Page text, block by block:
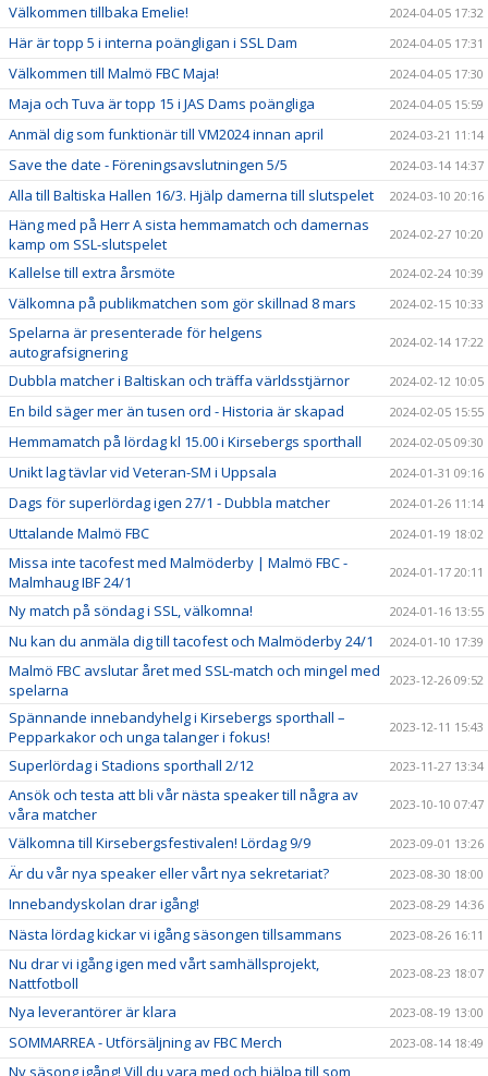
Välkommen tillbaka Emelie! 2024-04-05 17:32
Här är topp 5 i interna poängligan i SSL Dam 2024-04-05 17:31
Välkommen till Malmö FBC Maja! 2024-04-05 17:30
Maja och Tuva är topp 15 i JAS Dams poängliga 2024-04-05 15:59
Anmäl dig som funktionär till VM2024 innan april 2024-03-21 11:14
Save the date - Föreningsavslutningen 5/5 2024-03-14 14:37
Alla till Baltiska Hallen 16/3. Hjälp damerna till slutspelet 2024-03-10 20:16
Häng med på Herr A sista hemmamatch och damernas
kamp om SSL-slutspelet
2024-02-27 10:20
Kallelse till extra årsmöte 2024-02-24 10:39
Välkomna på publikmatchen som gör skillnad 8 mars 2024-02-15 10:33
Spelarna är presenterade för helgens
autografsignering
2024-02-14 17:22
Dubbla matcher i Baltiskan och träffa världsstjärnor 2024-02-12 10:05
En bild säger mer än tusen ord - Historia är skapad 2024-02-05 15:55
Hemmamatch på lördag kl 15.00 i Kirsebergs sporthall 2024-02-05 09:30
Unikt lag tävlar vid Veteran-SM i Uppsala 2024-01-31 09:16
Dags för superlördag igen 27/1 - Dubbla matcher 2024-01-26 11:14
Uttalande Malmö FBC 2024-01-19 18:02
Missa inte tacofest med Malmöderby | Malmö FBC -
Malmhaug IBF 24/1
2024-01-17 20:11
Ny match på söndag i SSL, välkomna! 2024-01-16 13:55
Nu kan du anmäla dig till tacofest och Malmöderby 24/1 2024-01-10 17:39
Malmö FBC avslutar året med SSL-match och mingel med
spelarna
2023-12-26 09:52
Spännande innebandyhelg i Kirsebergs sporthall –
Pepparkakor och unga talanger i fokus!
2023-12-11 15:43
Superlördag i Stadions sporthall 2/12 2023-11-27 13:34
Ansök och testa att bli vår nästa speaker till några av
våra matcher
2023-10-10 07:47
Välkomna till Kirsebergsfestivalen! Lördag 9/9 2023-09-01 13:26
Är du vår nya speaker eller vårt nya sekretariat? 2023-08-30 18:00
Innebandyskolan drar igång! 2023-08-29 14:36
Nästa lördag kickar vi igång säsongen tillsammans 2023-08-26 16:11
Nu drar vi igång igen med vårt samhällsprojekt,
Nattfotboll
2023-08-23 18:07
Nya leverantörer är klara 2023-08-19 13:00
SOMMARREA - Utförsäljning av FBC Merch 2023-08-14 18:49
Ny säsong igång! Vill du vara med och hjälpa till som